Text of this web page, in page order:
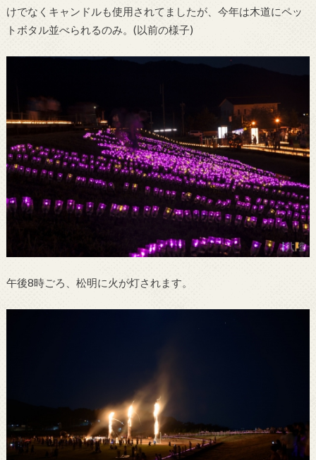
けでなくキャンドルも使用されてましたが、今年は木道にペッ
トボタル並べられるのみ。(以前の様子)
午後8時ごろ、松明に火が灯されます。